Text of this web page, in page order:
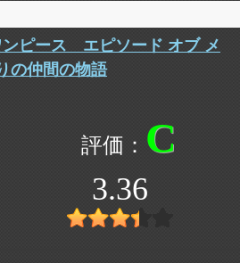
ピース エピソード オブ メ
の仲間の物語
C
3.36